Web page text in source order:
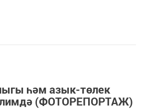
һәм азык-төлек
(ФОТОРЕПОРТАЖ)